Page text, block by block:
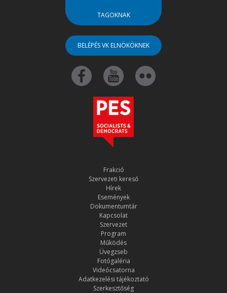
TAGOKNAK
BELÉPÉS VK ELNÖKÖKNEK
Frakció
Szervezeti kereső
Hírek
Események
Dokumentumtár
Kapcsolat
Szervezet
Program
Működés
Üvegzseb
Fotógaléria
Videócsatorna
Adatkezelési tájékoztató
Szerkesztőség